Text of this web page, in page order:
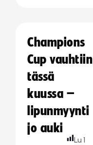
Champions
Cup vauhtiin
tässä
kuussa –
lipunmyynti
jo auki
Lu 1